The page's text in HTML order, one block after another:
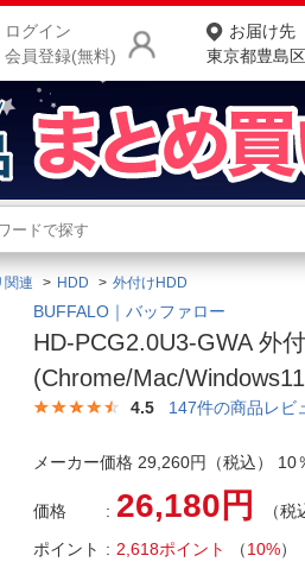
ログイン
会員登録(無料)
お届け先
東京都豊島
商品をさがす
ランキングからさ
カテゴリ一覧から
ご利用ガイド
よくある質問・
関連 HDD 外付けHDD
BUFFALO｜バッファロー
HD-PCG2.0U3-GWA 外
(Chrome/Mac/
4.5 147件の商品レビ
メーカー価格 29,260円（税込） 10
価格 26,180円
（税
ポイント
2,618ポイント （10%）